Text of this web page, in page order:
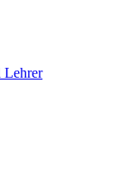
Lehrer